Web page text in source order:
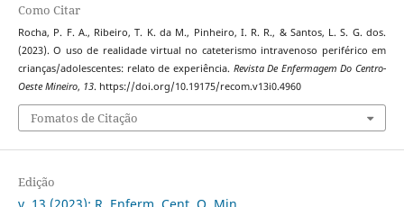
Como Citar
Rocha, P. F. A., Ribeiro, T. K. da M., Pinheiro, I. R. R., & Santos, L. S. G. dos.
(2023). O uso de realidade virtual no cateterismo intravenoso periférico em
crianças/adolescentes: relato de experiência. Revista De Enfermagem Do Centro-
Oeste Mineiro, 13. https://doi.org/10.19175/recom.v13i0.4960
Fomatos de Citação
Edição